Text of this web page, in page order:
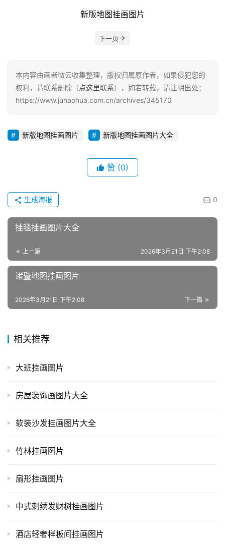
新版地图挂画图片
下一页
本内容由画者微云收集整理，版权归属原作者，如果侵犯您的
权利，请联系删除（点这里联系），如若转载，请注明出处：
https://www.juhaohua.com.cn/archives/345170
新版地图挂画图片 新版地图挂画图片大全
赞 (0)
0
生成海报
挂毯挂画图片大全
上一篇 2026年3月21日 下午2:08
诸暨地图挂画图片
下一篇
2026年3月21日 下午2:08
相关推荐
大班挂画图片
房屋装饰画图片大全
软装沙发挂画图片大全
竹林挂画图片
扇形挂画图片
中式刺绣发财树挂画图片
酒店轻奢样板间挂画图片